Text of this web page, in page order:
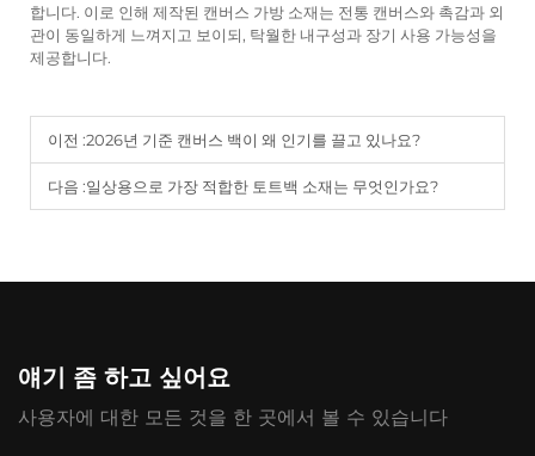
합니다. 이로 인해 제작된 캔버스 가방 소재는 전통 캔버스와 촉감과 외
관이 동일하게 느껴지고 보이되, 탁월한 내구성과 장기 사용 가능성을
제공합니다.
이전 :2026년 기준 캔버스 백이 왜 인기를 끌고 있나요?
다음 :일상용으로 가장 적합한 토트백 소재는 무엇인가요?
얘기 좀 하고 싶어요
사용자에 대한 모든 것을 한 곳에서 볼 수 있습니다